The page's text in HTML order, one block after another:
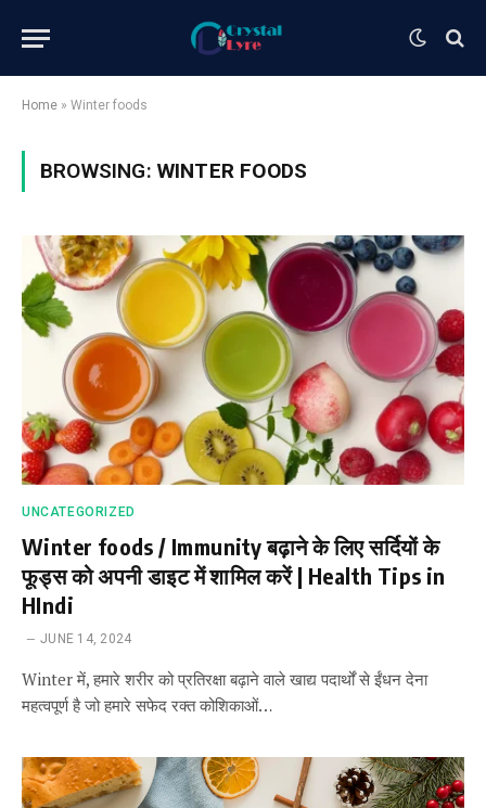
Home » Winter foods
BROWSING: WINTER FOODS
UNCATEGORIZED
Winter foods / Immunity बढ़ाने के लिए सर्दियों के
फूड्स को अपनी डाइट में शामिल करें | Health Tips in
HIndi
JUNE 14, 2024
Winter में, हमारे शरीर को प्रतिरक्षा बढ़ाने वाले खाद्य पदार्थों से ईंधन देना
महत्वपूर्ण है जो हमारे सफेद रक्त कोशिकाओं…